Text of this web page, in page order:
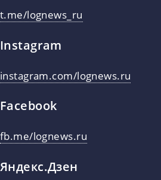
t.me/lognews_ru
Instagram
instagram.com/lognews.ru
Facebook
fb.me/lognews.ru
Яндекс.Дзен